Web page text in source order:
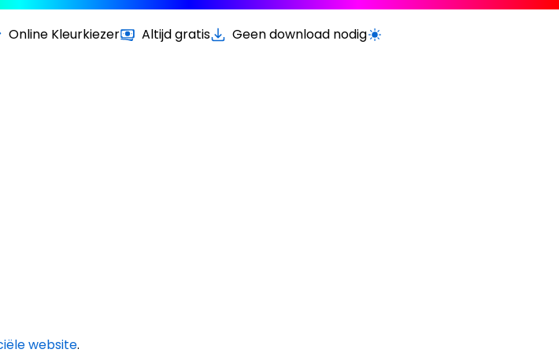
Online Kleurkiezer Altijd gratis Geen download nodigSchakel licht/donker modus
website.